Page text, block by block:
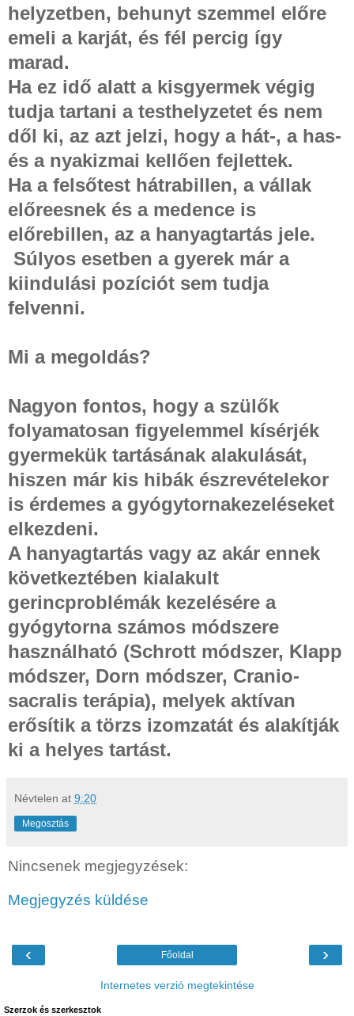
helyzetben, behunyt szemmel előre
emeli a karját, és fél percig így
marad.
Ha ez idő alatt a kisgyermek végig
tudja tartani a testhelyzetet és nem
dől ki, az azt jelzi, hogy a hát-, a has-
és a nyakizmai kellően fejlettek.
Ha a felsőtest hátrabillen, a vállak
előreesnek és a medence is
előrebillen, az a hanyagtartás jele.
Súlyos esetben a gyerek már a
kiindulási pozíciót sem tudja
felvenni.
Mi a megoldás?
Nagyon fontos, hogy a szülők
folyamatosan figyelemmel kísérjék
gyermekük tartásának alakulását,
hiszen már kis hibák észrevételekor
is érdemes a gyógytornakezeléseket
elkezdeni.
A hanyagtartás vagy az akár ennek
következtében kialakult
gerincproblémák kezelésére a
gyógytorna számos módszere
használható (Schrott módszer, Klapp
módszer, Dorn módszer, Cranio-
sacralis terápia), melyek aktívan
erősítik a törzs izomzatát és alakítják
ki a helyes tartást.
Névtelen at 9:20
Megosztás
Nincsenek megjegyzések:
Megjegyzés küldése
‹ ›
Főoldal
Internetes verzió megtekintése
Szerzok és szerkesztok